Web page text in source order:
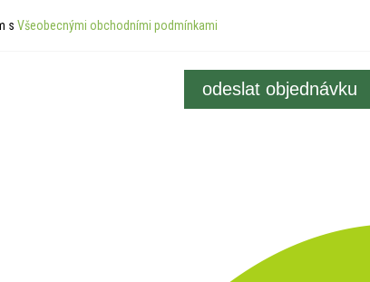
s Všeobecnými obchodními podmínkami
odeslat objednávku